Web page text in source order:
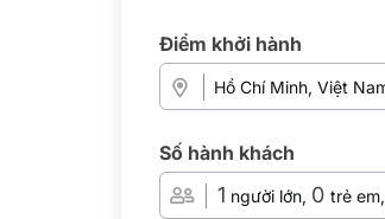
Điểm khởi hành
Số hành khách
1 người lớn, 0 trẻ em,